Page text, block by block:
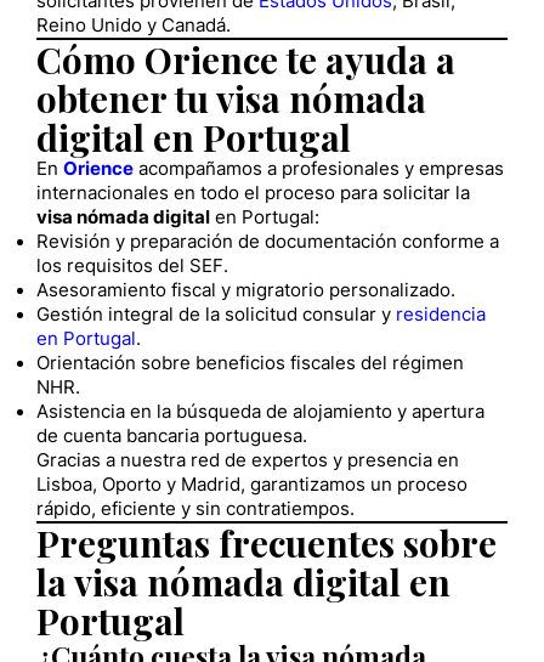
Reino Unido y Canadá.
Cómo Orience te ayuda a
obtener tu visa nómada
digital en Portugal
En Orience acompañamos a profesionales y empresas
internacionales en todo el proceso para solicitar la
visa nómada digital en Portugal:
Revisión y preparación de documentación conforme a
los requisitos del SEF.
Asesoramiento fiscal y migratorio personalizado.
Gestión integral de la solicitud consular y residencia
en Portugal.
Orientación sobre beneficios fiscales del régimen
NHR.
Asistencia en la búsqueda de alojamiento y apertura
de cuenta bancaria portuguesa.
Gracias a nuestra red de expertos y presencia en
Lisboa, Oporto y Madrid, garantizamos un proceso
rápido, eficiente y sin contratiempos.
Preguntas frecuentes sobre
la visa nómada digital en
Portugal